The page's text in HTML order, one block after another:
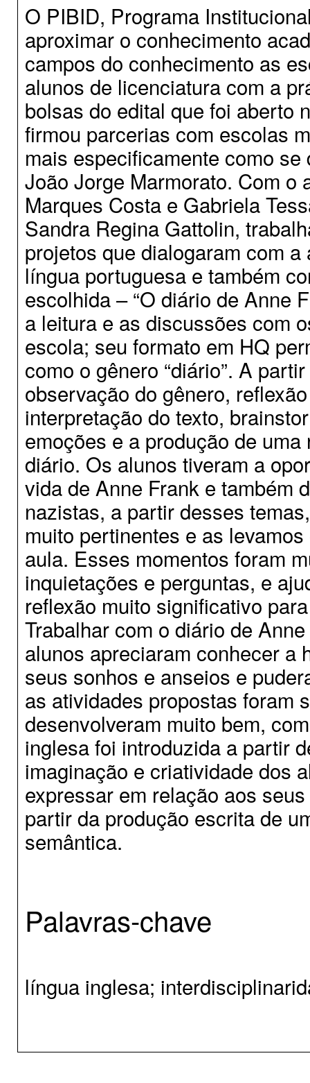
O PIBID, Programa
aproximar o conhecimento
campos do conhecimento as
alunos de licenciatura com a
bolsas do edital que foi aberto
firmou parcerias com escolas
mais especificamente como
João Jorge Marmorato. Com
Marques Costa e Gabriela
Sandra Regina Gattolin,
projetos que dialogaram com
língua portuguesa e também
escolhida – “O diário de Anne
a leitura e as discussões com
escola; seu formato em HQ
como o gênero “diário”. A
observação do gênero,
interpretação do texto,
emoções e a produção de
diário. Os alunos tiveram a
vida de Anne Frank e também
nazistas, a partir desses
muito pertinentes e as
aula. Esses momentos foram
inquietações e perguntas, e
reflexão muito significativo
Trabalhar com o diário de
alunos apreciaram conhecer a
seus sonhos e anseios e
as atividades propostas foram
desenvolveram muito bem,
inglesa foi introduzida a partir
imaginação e criatividade dos
expressar em relação aos
partir da produção escrita de
semântica.
Palavras-chave
língua inglesa;